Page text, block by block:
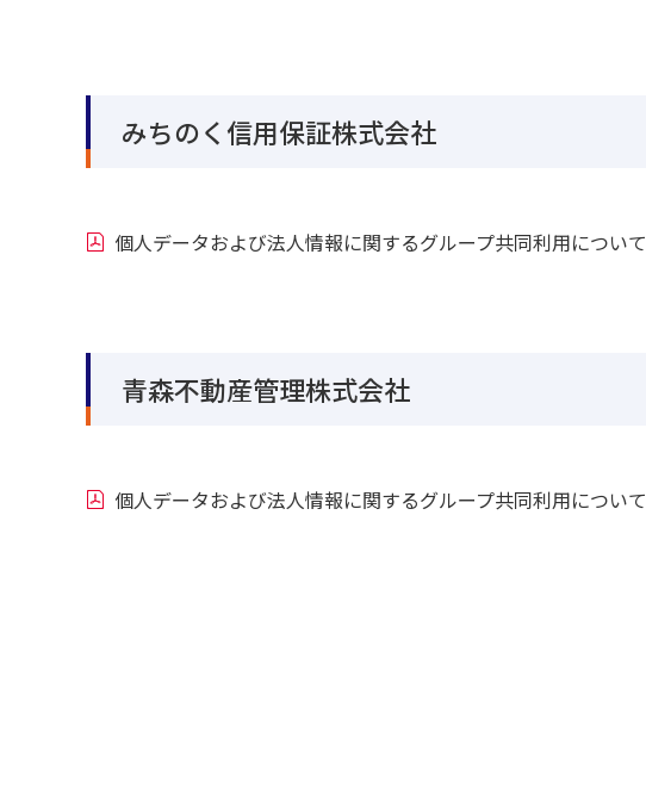
みちのく信用保証株式会社
個人データおよび法人情報に関するグループ共同利用について
青森不動産管理株式会社
個人データおよび法人情報に関するグループ共同利用について